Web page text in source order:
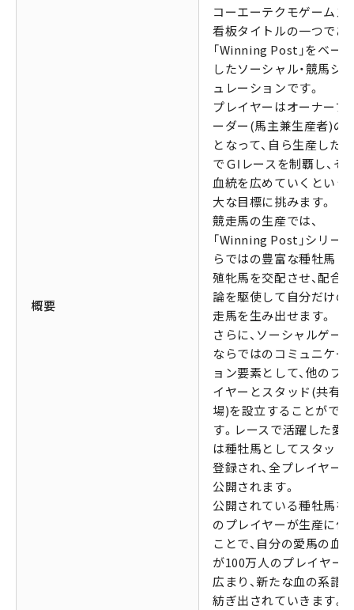
概要
コーエーテクモゲームス
看板タイトルの一つであ
「Winning Post」をベー
したソーシャル・競馬シ
ュレーションです。
プレイヤーはオーナーブ
ーダー(馬主兼生産者)の
となって、自ら生産した
でＧⅠレースを制覇し、そ
血統を広めていくという
大な目標に挑みます。
競走馬の生産では、
「Winning Post」シリー
らではの豊富な種牡馬と
殖牝馬を交配させ、配合
論を駆使して自分だけの
走馬を生み出せます。
さらに、ソーシャルゲー
ならではのコミュニケー
ョン要素として、他のプ
イヤーとスタッド(共有牧
場)を設立することがで
す。レースで活躍した愛
は種牡馬としてスタッド
登録され、全プレイヤー
公開されます。
公開されている種牡馬を
のプレイヤーが生産に使
ことで、自分の愛馬の血
が100万人のプレイヤー
広まり、新たな血の系譜
紡ぎ出されていきます。